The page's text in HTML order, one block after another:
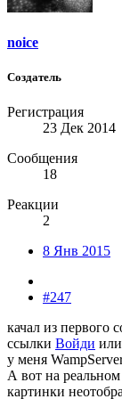
noice
Создатель
Регистрация
23 Дек 2014
Сообщения
18
Реакции
2
8 Янв 2015
#247
качал из первого
ссылки Войди или
у меня
А вот на реальном
картинки